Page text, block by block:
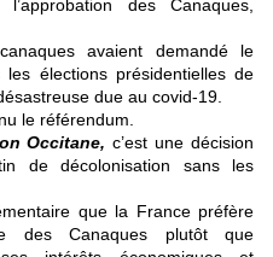
des Canaques,
avaient demandé le
élections présidentielles de
due au covid-19.
le référendum.
Occitane, c’est une décision
de décolonisation sans les
que la France préfère
des Canaques plutôt que